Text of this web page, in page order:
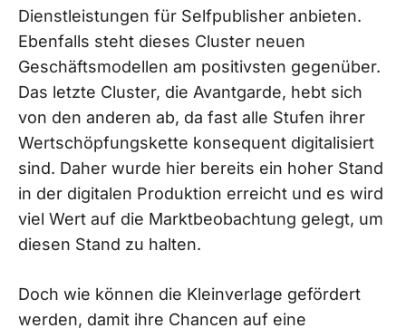
Dienstleistungen für Selfpublisher anbieten.
Ebenfalls steht dieses Cluster neuen
Geschäftsmodellen am positivsten gegenüber.
Das letzte Cluster, die Avantgarde, hebt sich
von den anderen ab, da fast alle Stufen ihrer
Wertschöpfungskette konsequent digitalisiert
sind. Daher wurde hier bereits ein hoher Stand
in der digitalen Produktion erreicht und es wird
viel Wert auf die Marktbeobachtung gelegt, um
diesen Stand zu halten.
Doch wie können die Kleinverlage gefördert
werden, damit ihre Chancen auf eine